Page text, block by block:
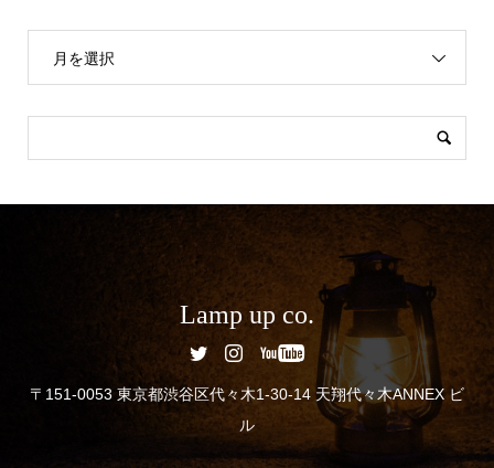
月を選択
Lamp up co.
〒151-0053 東京都渋谷区代々木1-30-14 天翔代々木ANNEX ビ
ル